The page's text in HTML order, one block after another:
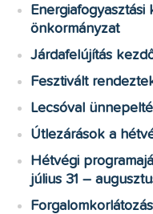
önkormányzat
Járdafelújítás
Fesztivált
Lecsóval
Útlezárások a
Hétvégi
július 31 –